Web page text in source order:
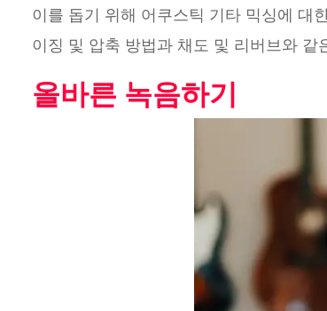
이를 돕기 위해 어쿠스틱 기타 믹싱에 대
이징 및 압축 방법과 채도 및 리버브와
올바른 녹음하기